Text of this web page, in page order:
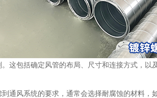
这包括确定风管的布局、尺寸和连接方式，以
通风系统的要求，通常会选择耐腐蚀的材料，